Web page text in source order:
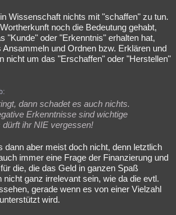
Verbesserungen Allmystery English
Wissenschaft nichts mit "schaffen" zu tun.
noch die Bedeutung gehabt,
"Kunde" oder "Erkenntnis" erhalten hat,
und Ordnen bzw. Erklären und
nicht um das "Erschaffen" oder "Herstellen"
dann schadet es auch nichts.
Erkenntnisse sind wichtige
ihr NIE vergessen!
dann aber meist doch nicht, denn letztlich
immer eine Frage der Finanzierung und
die, die das Geld in ganzen Spaß
ganz irrelevant sein, wie da die evtl.
gerade wenn es von einer Vielzahl
wird.